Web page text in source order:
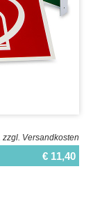
zzgl. Versandkosten
€ 11,40